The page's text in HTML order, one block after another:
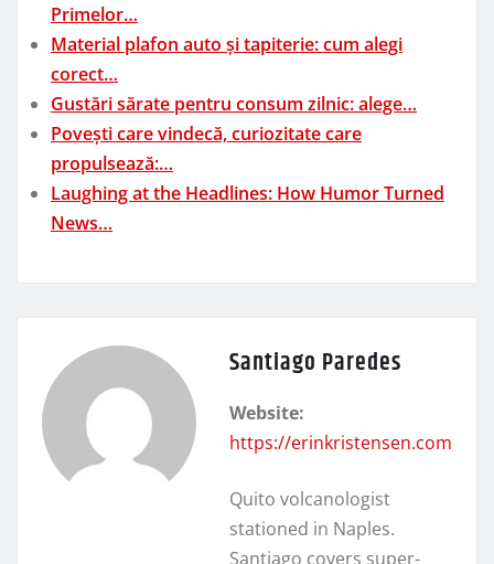
Primelor…
Material plafon auto și tapiterie: cum alegi
corect…
Gustări sărate pentru consum zilnic: alege…
Povești care vindecă, curiozitate care
propulsează:…
Laughing at the Headlines: How Humor Turned
News…
Santiago Paredes
Website:
https://erinkristensen.com
Quito volcanologist
stationed in Naples.
Santiago covers super-